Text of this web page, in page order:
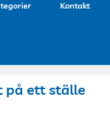
Kontakt
på ett ställe